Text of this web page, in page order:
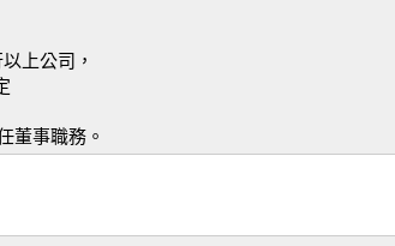
上公司，
董事職務。